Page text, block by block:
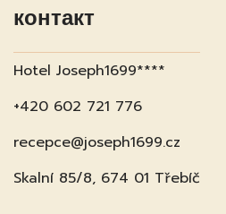
контакт
Hotel Joseph1699****
+420 602 721 776
recepce@joseph1699.cz
Skalní 85/8, 674 01 Třebíč